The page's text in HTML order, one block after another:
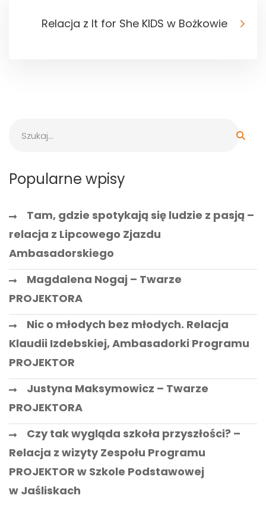
Popularne wpisy
Tam, gdzie spotykają się ludzie z pasją –
relacja z Lipcowego Zjazdu
Ambasadorskiego
Magdalena Nogaj – Twarze
PROJEKTORA
Nic o młodych bez młodych. Relacja
Klaudii Izdebskiej, Ambasadorki Programu
PROJEKTOR
Justyna Maksymowicz – Twarze
PROJEKTORA
Czy tak wygląda szkoła przyszłości? –
Relacja z wizyty Zespołu Programu
PROJEKTOR w Szkole Podstawowej
w Jaśliskach
Relacja z It for She KIDS w Bożkowie